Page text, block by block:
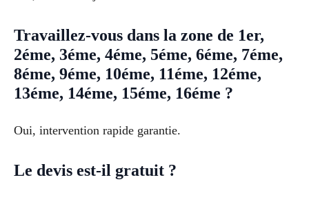
Travaillez-vous dans la zone de 1er,
2éme, 3éme, 4éme, 5éme, 6éme, 7éme,
8éme, 9éme, 10éme, 11éme, 12éme,
13éme, 14éme, 15éme, 16éme ?
Oui, intervention rapide garantie.
Le devis est-il gratuit ?